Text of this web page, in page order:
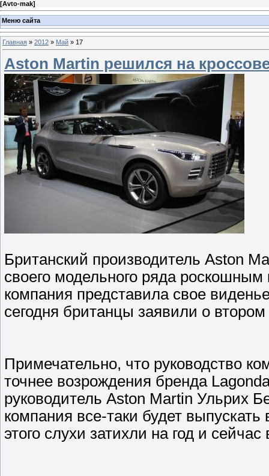
[Avto-mak]
Меню сайта
Главная » 2012 » Май » 17
Aston Martin решился на
Британский производитель Aston
своего модельного ряда
компания представила свое
сегодня британцы заявили о
Примечательно, что руководство
точнее возрождения бренда
руководитель Aston Martin Ульрих
компания все-таки будет
этого слухи затихли на год и